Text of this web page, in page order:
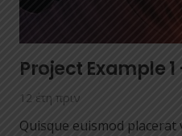
Project Example
12 έτη πριν
Quisque euismod placerat